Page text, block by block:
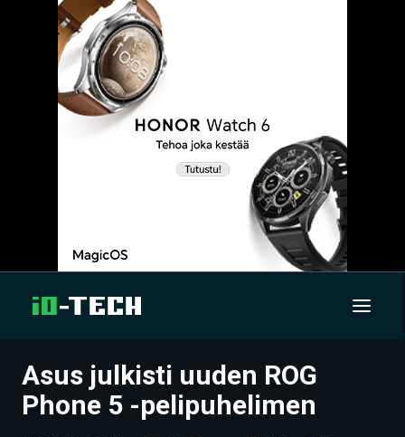
UUTISET
Asus julkisti uuden ROG
Phone 5 -pelipuhelimen